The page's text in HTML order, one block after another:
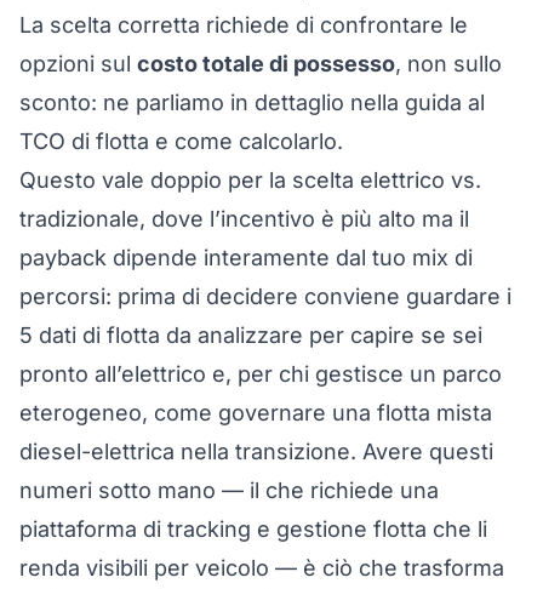
La scelta corretta richiede di confrontare le
opzioni sul costo totale di possesso, non sullo
sconto: ne parliamo in dettaglio nella guida al
TCO di flotta e come calcolarlo.
Questo vale doppio per la scelta elettrico vs.
tradizionale, dove l’incentivo è più alto ma il
payback dipende interamente dal tuo mix di
percorsi: prima di decidere conviene guardare i
5 dati di flotta da analizzare per capire se sei
pronto all’elettrico e, per chi gestisce un parco
eterogeneo, come governare una flotta mista
diesel-elettrica nella transizione. Avere questi
numeri sotto mano — il che richiede una
piattaforma di tracking e gestione flotta che li
renda visibili per veicolo — è ciò che trasforma